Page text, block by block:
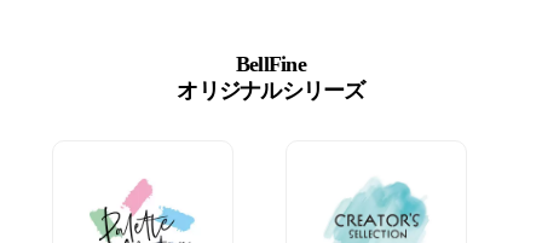
BellFine
オリジナルシリーズ